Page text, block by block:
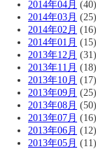
2014年04月 (40)
2014年03月 (25)
2014年02月 (16)
2014年01月 (15)
2013年12月 (31)
2013年11月 (18)
2013年10月 (17)
2013年09月 (25)
2013年08月 (50)
2013年07月 (16)
2013年06月 (12)
2013年05月 (11)